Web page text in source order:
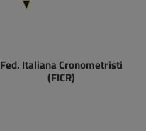
Fed. Italiana Cronometristi
(FICR)